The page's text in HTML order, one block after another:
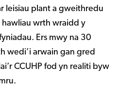
leisiau plant a gweithredu
wrth wraidd y
Ers mwy na 30
wedi’i arwain gan gred
CCUHP fod yn realiti byw